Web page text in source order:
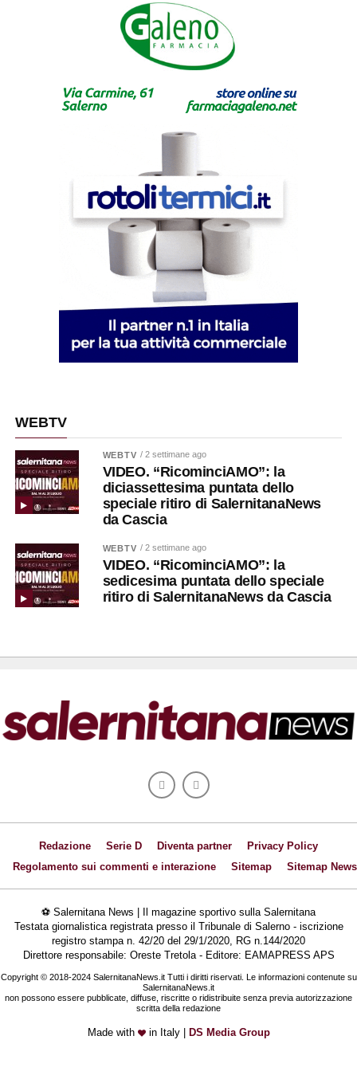
WEBTV
WEBTV / 2 settimane ago
VIDEO. “RicominciAMO”: la
diciassettesima puntata dello
speciale ritiro di SalernitanaNews
da Cascia
WEBTV / 2 settimane ago
VIDEO. “RicominciAMO”: la
sedicesima puntata dello speciale
ritiro di SalernitanaNews da Cascia
Redazione Serie D Diventa partner
Privacy Policy
Regolamento sui commenti e interazione
Sitemap Sitemap News
⚽ Salernitana News | Il magazine sportivo sulla Salernitana
Testata giornalistica registrata presso il Tribunale di Salerno - iscrizione
registro stampa n. 42/20 del 29/1/2020, RG n.144/2020
Direttore responsabile: Oreste Tretola - Editore: EAMAPRESS APS
Copyright © 2018-2024 SalernitanaNews.it Tutti i diritti riservati. Le informazioni contenute su
SalernitanaNews.it
non possono essere pubblicate, diffuse, riscritte o ridistribuite senza previa autorizzazione
scritta della redazione
Made with in Italy | DS Media Group